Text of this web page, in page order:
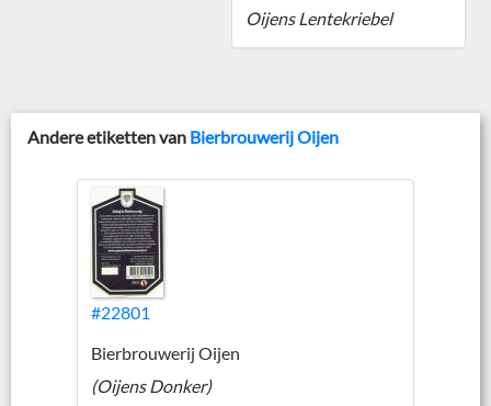
Oijens Lentekriebel
Andere etiketten van Bierbrouwerij Oijen
#22801
Bierbrouwerij Oijen
(Oijens Donker)